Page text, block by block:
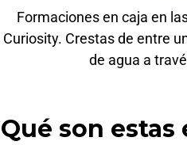
Formaciones en caja en
Curiosity. Crestas de entre
de agua a
Qué son